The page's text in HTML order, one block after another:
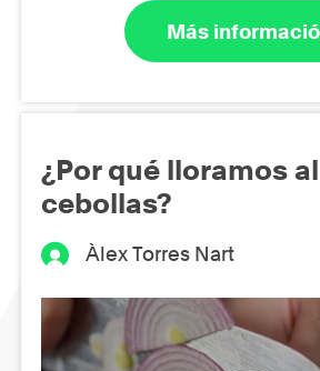
Más
¿Por qué lloramos
cebollas?
Àlex Torres Nart